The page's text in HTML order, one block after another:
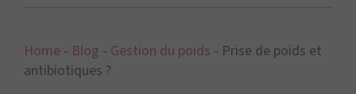
Home - Blog - Gestion du poids - Prise de poids et
antibiotiques ?